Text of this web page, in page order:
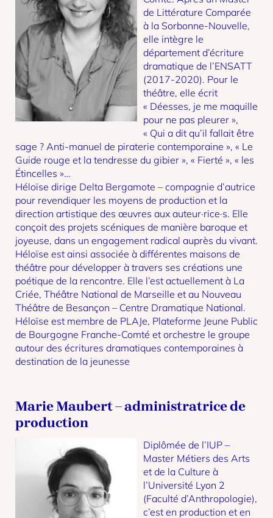
de Littérature Comparée
à la Sorbonne-Nouvelle,
elle intègre le
département d’écriture
dramatique de l’ENSATT
(2017-2020). Pour le
théâtre, elle écrit
« Déesses, je me maquille
pour ne pas pleurer »,
« Qui a dit qu’il fallait être
sage ? Anti-manuel de piraterie contemporaine », « Le
Guide rouge et la tendresse du gibier », « Fierté », « les
Étincelles »…
Héloïse dirige Delta Bergamote – compagnie d’autrice
pour revendiquer les moyens de production et la
direction artistique des œuvres aux auteur·rice·s. Elle
conçoit des projets scéniques de manière baroque et
joyeuse, dans un engagement radical auprès du vivant.
Héloïse est ainsi associée à différentes maisons de
théâtre pour développer à travers ses créations une
poétique de la rencontre. Elle l’est actuellement à La
Criée, Théâtre National de Marseille et au Nouveau
Théâtre de Besançon – Centre Dramatique National.
Héloïse est membre de PLAJe, Plateforme Jeune Public
de Bourgogne Franche-Comté et orchestre le groupe
autour des écritures dramatiques contemporaines à
destination de la jeunesse
Marie Maubert – administratrice de
production
Diplômée de l’IUP –
Master Métiers des Arts
et de la Culture à
l’Université Lyon 2
(Faculté d’Anthropologie),
c’est en production et en